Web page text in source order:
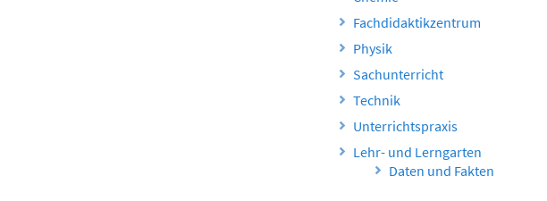
Fachdidaktikzentrum
Physik
Sachunterricht
Technik
Unterrichtspraxis
Lehr- und Lerngarten
Daten und Fakten